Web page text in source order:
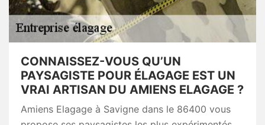
CONNAISSEZ-VOUS QU’UN
PAYSAGISTE POUR ÉLAGAGE EST UN
VRAI ARTISAN DU AMIENS ELAGAGE ?
Amiens Elagage à Savigne dans le 86400 vous